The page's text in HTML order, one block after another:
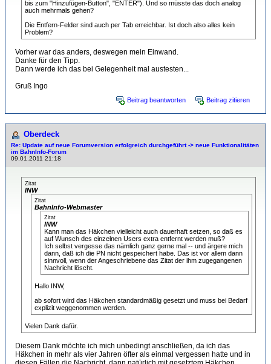
bis zum "Hinzufügen-Button", "ENTER"). Und so müsste das doch analog
auch mehrmals gehen?
Die Entfern-Felder sind auch per Tab erreichbar. Ist doch also alles kein
Problem?
Vorher war das anders, deswegen mein Einwand.
Danke für den Tipp.
Dann werde ich das bei Gelegenheit mal austesten...
Gruß Ingo
Beitrag beantworten Beitrag zitieren
Oberdeck
Re: Update auf neue Forumversion erfolgreich durchgeführt -> neue Funktionalitäten
im BahnInfo-Forum
09.01.2011 21:18
Zitat
INW
Zitat
BahnInfo-Webmaster
Zitat
INW
Kann man das Häkchen vielleicht auch dauerhaft setzen, so daß es
auf Wunsch des einzelnen Users extra entfernt werden muß?
Ich selbst vergesse das nämlich ganz gerne mal -- und ärgere mich
dann, daß ich die PN nicht gespeichert habe. Das ist vor allem dann
sinnvoll, wenn der Angeschriebene das Zitat der ihm zugegangenen
Nachricht löscht.
Hallo INW,
ab sofort wird das Häkchen standardmäßig gesetzt und muss bei Bedarf
explizit weggenommen werden.
Vielen Dank dafür.
Diesem Dank möchte ich mich unbedingt anschließen, da ich das
Häkchen in mehr als vier Jahren öfter als einmal vergessen hatte und in